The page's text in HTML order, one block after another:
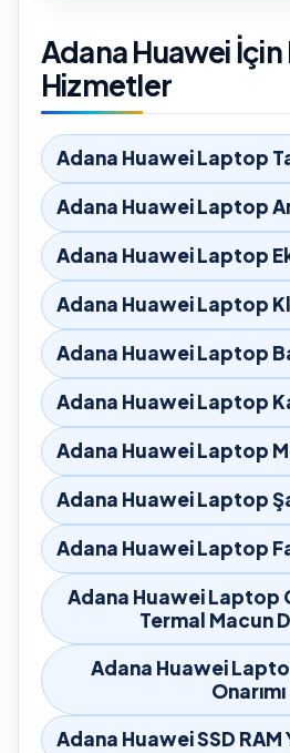
Adana Huawei İçin
Hizmetler
Adana Huawei Laptop
Adana Huawei Laptop
Adana Huawei Laptop
Adana Huawei Laptop
Adana Huawei Laptop
Adana Huawei Laptop
Adana Huawei Laptop
Adana Huawei Laptop
Adana Huawei Laptop
Adana Huawei Laptop
Termal Macun
Adana Huawei
Onarımı
Adana Huawei SSD